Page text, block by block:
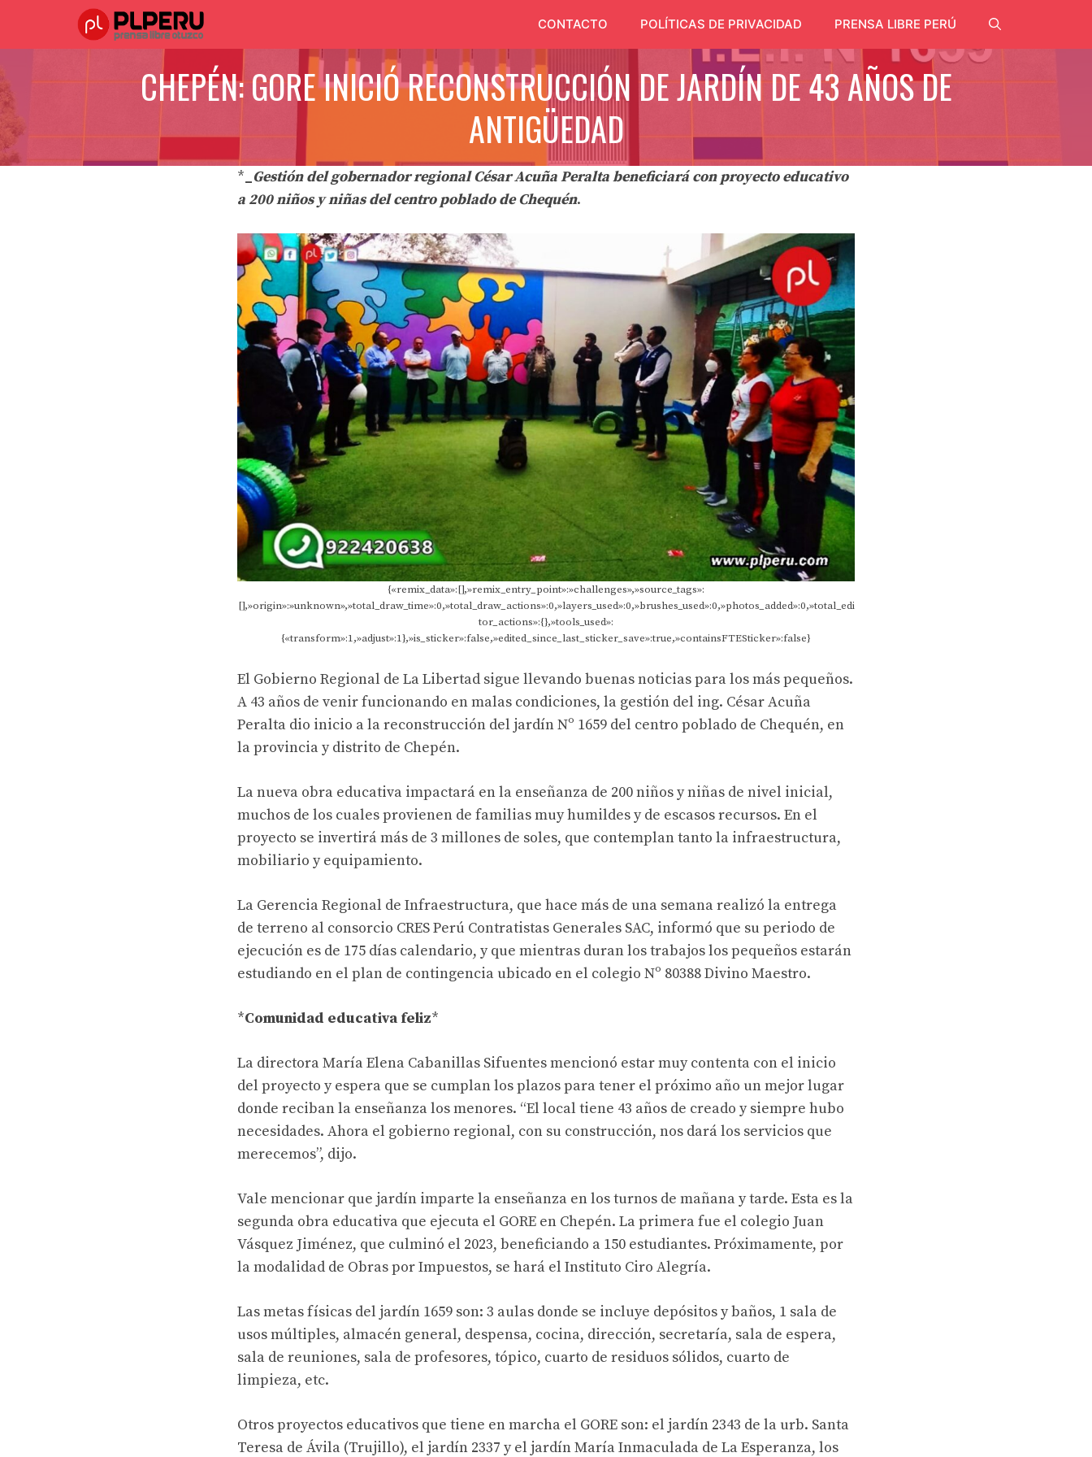
CONTACTO POLÍTICAS DE PRIVACIDAD PRENSA LIBRE PERÚ
CHEPÉN: GORE INICIÓ RECONSTRUCCIÓN DE JARDÍN DE 43 AÑOS DE
ANTIGÜEDAD
*_Gestión del gobernador regional César Acuña Peralta beneficiará con proyecto educativo
a 200 niños y niñas del centro poblado de Chequén.
{«remix_data»:[],»remix_entry_point»:»challenges»,»source_tags»:
[],»origin»:»unknown»,»total_draw_time»:0,»total_draw_actions»:0,»layers_used»:0,»brushes_used»:0,»photos_added»:0,»total_edi
tor_actions»:{},»tools_used»:
{«transform»:1,»adjust»:1},»is_sticker»:false,»edited_since_last_sticker_save»:true,»containsFTESticker»:false}
El Gobierno Regional de La Libertad sigue llevando buenas noticias para los más pequeños.
A 43 años de venir funcionando en malas condiciones, la gestión del ing. César Acuña
Peralta dio inicio a la reconstrucción del jardín Nº 1659 del centro poblado de Chequén, en
la provincia y distrito de Chepén.
La nueva obra educativa impactará en la enseñanza de 200 niños y niñas de nivel inicial,
muchos de los cuales provienen de familias muy humildes y de escasos recursos. En el
proyecto se invertirá más de 3 millones de soles, que contemplan tanto la infraestructura,
mobiliario y equipamiento.
La Gerencia Regional de Infraestructura, que hace más de una semana realizó la entrega
de terreno al consorcio CRES Perú Contratistas Generales SAC, informó que su periodo de
ejecución es de 175 días calendario, y que mientras duran los trabajos los pequeños estarán
estudiando en el plan de contingencia ubicado en el colegio Nº 80388 Divino Maestro.
*Comunidad educativa feliz*
La directora María Elena Cabanillas Sifuentes mencionó estar muy contenta con el inicio
del proyecto y espera que se cumplan los plazos para tener el próximo año un mejor lugar
donde reciban la enseñanza los menores. “El local tiene 43 años de creado y siempre hubo
necesidades. Ahora el gobierno regional, con su construcción, nos dará los servicios que
merecemos”, dijo.
Vale mencionar que jardín imparte la enseñanza en los turnos de mañana y tarde. Esta es la
segunda obra educativa que ejecuta el GORE en Chepén. La primera fue el colegio Juan
Vásquez Jiménez, que culminó el 2023, beneficiando a 150 estudiantes. Próximamente, por
la modalidad de Obras por Impuestos, se hará el Instituto Ciro Alegría.
Las metas físicas del jardín 1659 son: 3 aulas donde se incluye depósitos y baños, 1 sala de
usos múltiples, almacén general, despensa, cocina, dirección, secretaría, sala de espera,
sala de reuniones, sala de profesores, tópico, cuarto de residuos sólidos, cuarto de
limpieza, etc.
Otros proyectos educativos que tiene en marcha el GORE son: el jardín 2343 de la urb. Santa
Teresa de Ávila (Trujillo), el jardín 2337 y el jardín María Inmaculada de La Esperanza, los